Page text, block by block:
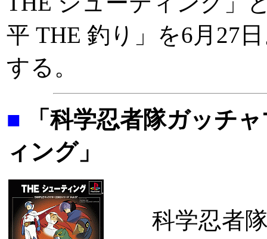
平 THE 釣り」を6月27
する。
■
「科学忍者隊ガッチ
ィング」
科学忍者隊